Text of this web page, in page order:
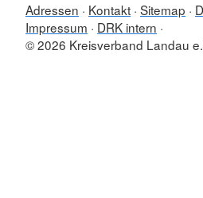
Adressen Kontakt Sitemap
Impressum
DRK intern
© 2026 Kreisverband Landau